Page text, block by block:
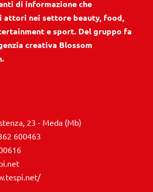
di informazione che
attori nei settore beauty, food,
e sport. Del gruppo fa
creativa Blossom
23 - Meda (Mb)
600463